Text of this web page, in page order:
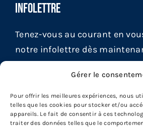
Gérer le
Pour offrir les meilleures expériences, nous
telles que les cookies pour stocker et/ou
appareils. Le fait de consentir à ces
traiter des données telles que le
INFOLETTRE
Tenez-vous au courant en
notre infolettre dès